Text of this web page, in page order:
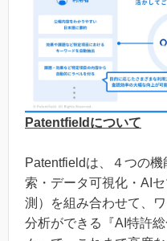
Patentfieldについて
Patentfieldは、４つの
索・データ可視化・AI
測）を組み合わせて、
分析ができる『AI特許